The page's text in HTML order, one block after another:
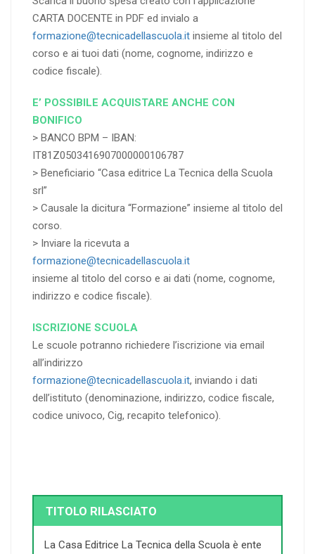
CARTA DOCENTE in PDF ed invialo a
formazione@tecnicadellascuola.it insieme al titolo del
corso e ai tuoi dati (nome, cognome, indirizzo e
codice fiscale).
E’ POSSIBILE ACQUISTARE ANCHE CON
BONIFICO
> BANCO BPM – IBAN:
IT81Z0503416907000000106787
> Beneficiario “Casa editrice La Tecnica della Scuola
srl”
> Causale la dicitura “Formazione” insieme al titolo del
corso.
> Inviare la ricevuta a
formazione@tecnicadellascuola.it
insieme al titolo del corso e ai dati (nome, cognome,
indirizzo e codice fiscale).
ISCRIZIONE SCUOLA
Le scuole potranno richiedere l’iscrizione via email
all’indirizzo
formazione@tecnicadellascuola.it, inviando i dati
dell’istituto (denominazione, indirizzo, codice fiscale,
codice univoco, Cig, recapito telefonico).
TITOLO RILASCIATO
La Casa Editrice La Tecnica della Scuola è ente